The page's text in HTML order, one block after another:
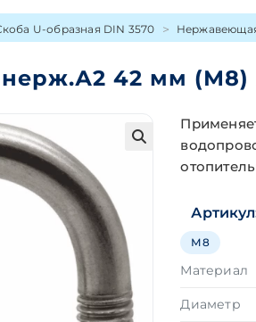
U-образная DIN 3570
нерж.А2 42 мм
М8
Материал
Диаметр